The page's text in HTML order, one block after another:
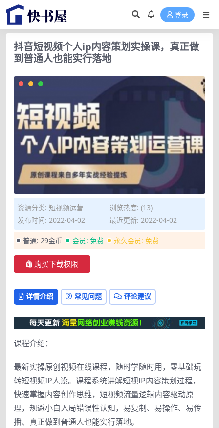
登录
抖音短视频个人ip内容策划实操课，真正做
到普通人也能实行落地
资源分类: 短视频运营
浏览热度: (13)
发布时间: 2022-04-02
最近更新: 2022-04-02
普通: 29金币 会员: 免费 永久会员: 免费
购买下载权限
详情介绍 常见问题 评论建议
课程介绍：
最新实操原创视频在线课程，随时学随时用，零基础玩
转短视频IP人设。课程系统讲解短视IP内容策划过程，
快速掌握内容创作思维，短视频流量逻辑内容驱动原
理，规避小白入局错误性认知，易复制、易操作、易传
播、真正做到普通人也能实行落地。